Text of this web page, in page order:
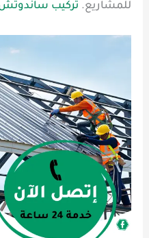
للمشاريع. تركيب ساندوتش